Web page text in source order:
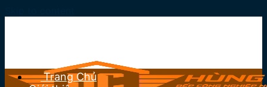
Trang Chủ